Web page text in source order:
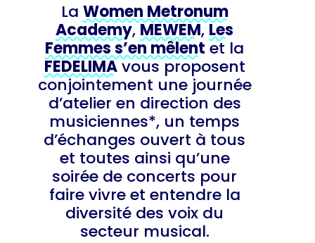
La Women Metronum
Academy,MEWEM,Les
Femmes s’en mêlentet la
FEDELIMAvous proposent
conjointement une journée
d’atelier en direction des
musiciennes*, un temps
d’échanges ouvert à tous
et toutes ainsi qu’une
soirée de concerts pour
faire vivre et entendre la
diversité des voix du
secteur musical.